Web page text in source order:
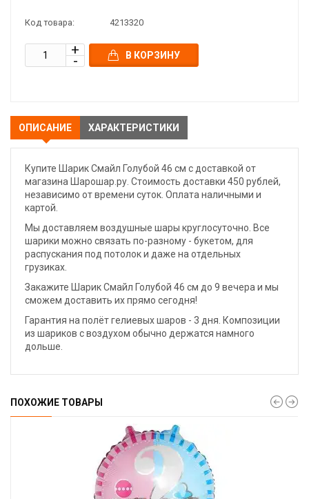
Код товара: 4213320
В КОРЗИНУ
ОПИСАНИЕ ХАРАКТЕРИСТИКИ
Купите Шарик Смайл Голубой 46 см с доставкой от
магазина Шарошар.ру. Стоимость доставки 450 рублей,
независимо от времени суток. Оплата наличными и
картой.
Мы доставляем воздушные шары круглосуточно. Все
шарики можно связать по-разному - букетом, для
распускания под потолок и даже на отдельных
грузиках.
Закажите Шарик Смайл Голубой 46 см до 9 вечера и мы
сможем доставить их прямо сегодня!
Гарантия на полёт гелиевых шаров - 3 дня. Композиции
из шариков с воздухом обычно держатся намного
дольше.
ПОХОЖИЕ ТОВАРЫ